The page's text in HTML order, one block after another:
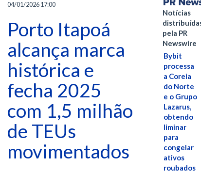
04/01/2026 17:00
Porto Itapoá
alcança marca
histórica e
fecha 2025
com 1,5 milhão
de TEUs
movimentados
Notícias
distribuídas
pela PR
Newswire
Bybit
processa
a Coreia
do Norte
e o Grupo
Lazarus,
obtendo
liminar
para
congelar
ativos
roubados